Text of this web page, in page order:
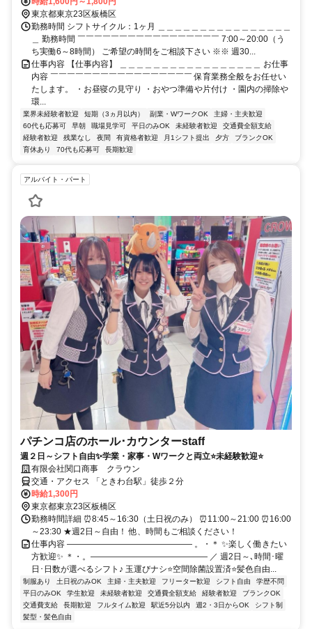
15分
東京都東京23区板橋区
勤務時間 シフトサイクル：1ヶ月 ＿＿＿＿＿＿＿＿＿＿＿＿＿＿＿＿
＿ 勤務時間 ￣￣￣￣￣￣￣￣￣￣￣￣￣￣￣￣￣ 7:00～20:00（う
ち実働6～8時間） ご希望の時間をご相談下さい ※※ 週30...
仕事内容 【仕事内容】 ＿＿＿＿＿＿＿＿＿＿＿＿＿＿＿＿＿ お仕事
内容 ￣￣￣￣￣￣￣￣￣￣￣￣￣￣￣￣￣ 保育業務全般をお任せい
たします。 ・お昼寝の見守り ・おやつ準備や片付け ・園内の掃除や
環...
業界未経験者歓迎 短期（3ヵ月以内） 副業・WワークOK
主婦・主夫歓迎
60代も応募可
早朝 職場見学可 平日のみOK 未経験者歓迎
交通費全額支給
経験者歓迎
残業なし 夜間 有資格者歓迎 月1シフト提出 夕方
ブランクOK
育休あり
70代も応募可 長期歓迎
アルバイト・パート
パチンコ店のホール･カウンターstaff
週２日～シフト自由✨学業・家事・Wワークと両立⭐未経験歓迎⭐
有限会社関口商事 クラウン
交通・アクセス 「ときわ台駅」徒歩２分
時給1,300円
東京都東京23区板橋区
勤務時間詳細 ⏰8:45～16:30（土日祝のみ） ⏰11:00～21:00 ⏰16:00
～23:30 ★週2日～自由！ 他、時間もご相談ください！
仕事内容 ――――――――――――――― 。・＊ ✨楽しく働きたい
方歓迎✨ ＊・。―――――――――――――― ／ 週2日～､時間･曜
日･日数が選べるシフト♪ 玉運びナシ⭐空間除菌設置済⭐髪色自由...
制服あり 土日祝のみOK 主婦・主夫歓迎 フリーター歓迎 シフト自由
学歴不問
平日のみOK
学生歓迎 未経験者歓迎 交通費全額支給 経験者歓迎
ブランクOK
交通費支給
長期歓迎 フルタイム歓迎 駅近5分以内 週2・3日からOK
シフト制
髪型・髪色自由